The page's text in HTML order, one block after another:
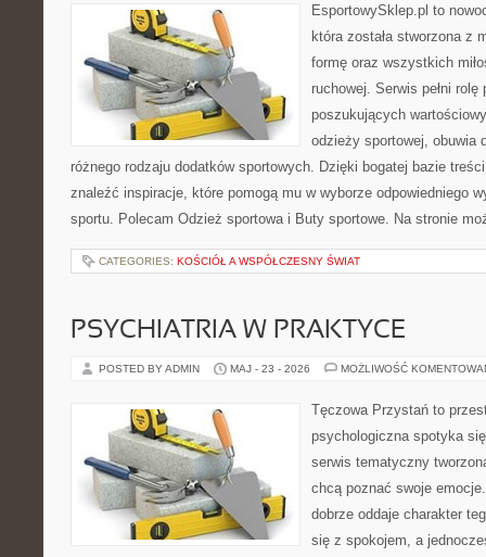
EsportowySklep.pl to
która została stworzona z
formę oraz wszystkich
ruchowej. Serwis pełni
poszukujących
odzieży sportowej, obuwia
różnego rodzaju dodatków sportowych. Dzięki bogatej bazie
znaleźć inspiracje, które pomogą mu w wyborze odpowiedniego
sportu. Polecam Odzież sportowa i Buty sportowe. Na stronie
CATEGORIES: KOŚCIÓŁ A WSPÓŁCZESNY ŚWIAT
PSYCHIATRIA W PRAKTYCE
POSTED BY ADMIN MAJ - 23 - 2026 MOŻLIWOŚĆ
Tęczowa Przystań to
psychologiczna spotyka
serwis tematyczny
chcą poznać swoje
dobrze oddaje charakter
się z spokojem, a